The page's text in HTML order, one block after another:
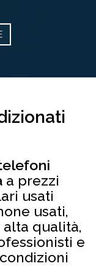
a prezzi
usati
usati,
qualità,
e